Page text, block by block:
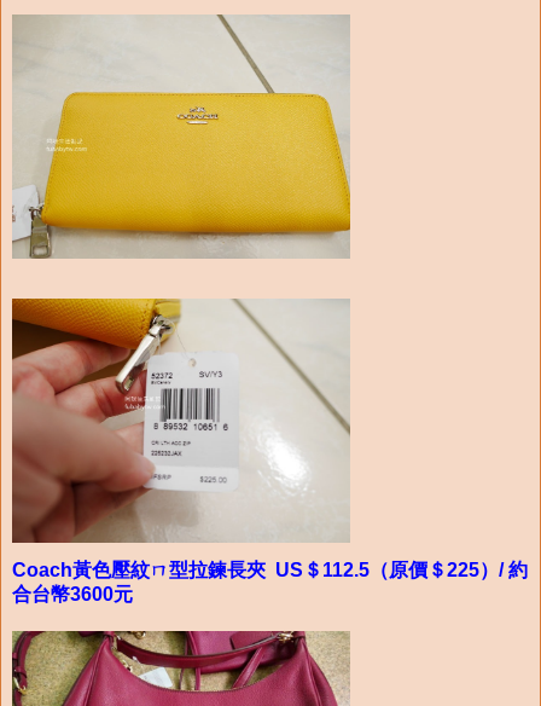
Coach黃色壓紋ㄇ型拉鍊長夾 US＄112.5（原價＄225）/ 約
合台幣3600元